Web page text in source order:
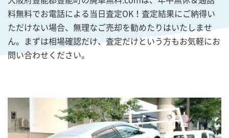
料無料でお電話による当日査定OK！査定結果にご納得い
ただけない場合、無理なご売却を勧めたりはいたしませ
ん。まずは相場確認だけ、査定だけという方もお気軽にお
問い合わせください。